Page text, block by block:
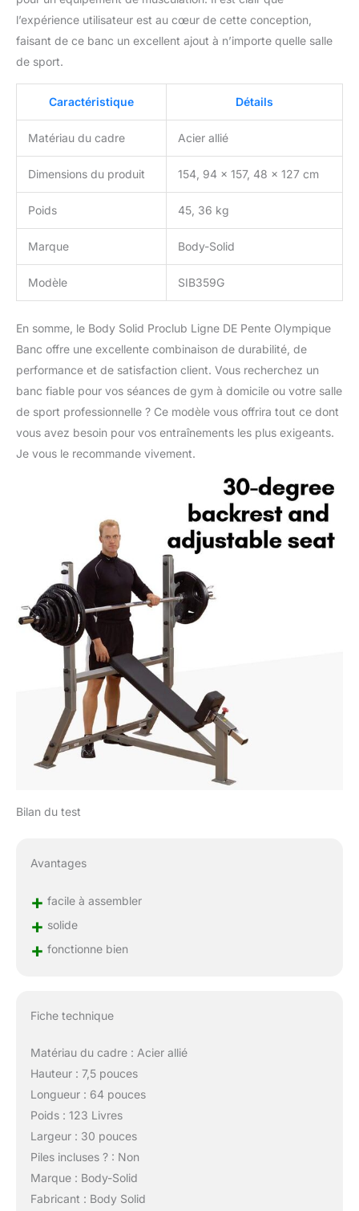
l’expérience utilisateur est au cœur de cette conception,
faisant de ce banc un excellent ajout à n’importe quelle salle
de sport.
Caractéristique Détails
Matériau du cadre Acier allié
Dimensions du produit 154, 94 x 157, 48 x 127 cm
Poids 45, 36 kg
Marque Body-Solid
Modèle SIB359G
En somme, le Body Solid Proclub Ligne DE Pente Olympique
Banc offre une excellente combinaison de durabilité, de
performance et de satisfaction client. Vous recherchez un
banc fiable pour vos séances de gym à domicile ou votre salle
de sport professionnelle ? Ce modèle vous offrira tout ce dont
vous avez besoin pour vos entraînements les plus exigeants.
Je vous le recommande vivement.
Bilan du test
Avantages
+ facile à assembler
+ solide
+ fonctionne bien
Fiche technique
Matériau du cadre : Acier allié
Hauteur : 7,5 pouces
Longueur : 64 pouces
Poids : 123 Livres
Largeur : 30 pouces
Piles incluses ? : Non
Marque : Body-Solid
Fabricant : Body Solid